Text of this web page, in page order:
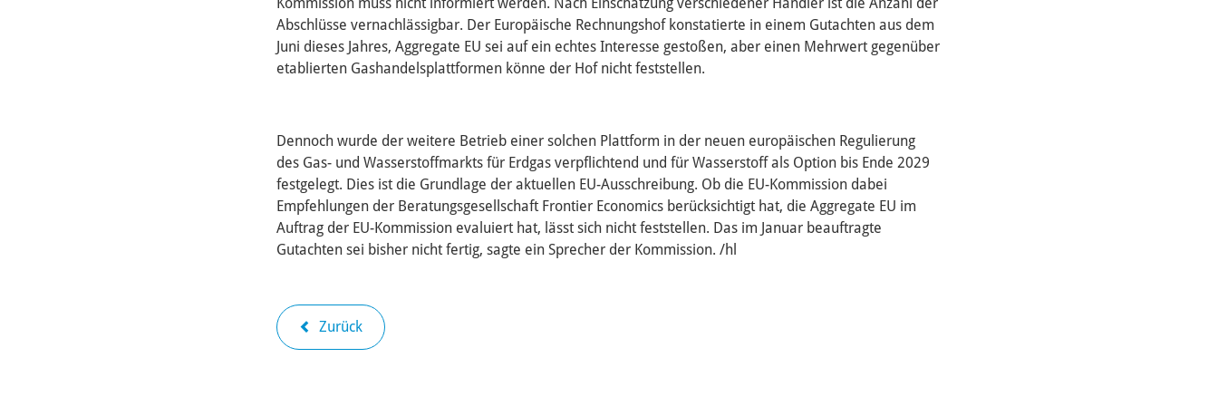
Abschlüsse vernachlässigbar. Der Europäische Rechnungshof konstatierte in einem Gutachten aus dem
Juni dieses Jahres, Aggregate EU sei auf ein echtes Interesse gestoßen, aber einen Mehrwert gegenüber
etablierten Gashandelsplattformen könne der Hof nicht feststellen.
Dennoch wurde der weitere Betrieb einer solchen Plattform in der neuen europäischen Regulierung
des Gas- und Wasserstoffmarkts für Erdgas verpflichtend und für Wasserstoff als Option bis Ende 2029
festgelegt. Dies ist die Grundlage der aktuellen EU-Ausschreibung. Ob die EU-Kommission dabei
Empfehlungen der Beratungsgesellschaft Frontier Economics berücksichtigt hat, die Aggregate EU im
Auftrag der EU-Kommission evaluiert hat, lässt sich nicht feststellen. Das im Januar beauftragte
Gutachten sei bisher nicht fertig, sagte ein Sprecher der Kommission. /hl
Zurück